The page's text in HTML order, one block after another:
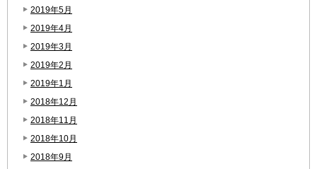
2019年5月
2019年4月
2019年3月
2019年2月
2019年1月
2018年12月
2018年11月
2018年10月
2018年9月